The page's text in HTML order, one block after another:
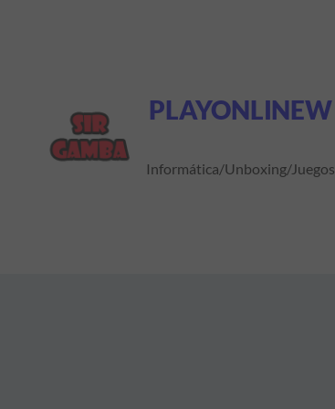
PLAYONLINEW
Informática/Unboxing/Juegos